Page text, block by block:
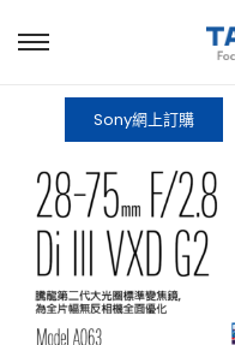
Sony網上訂購